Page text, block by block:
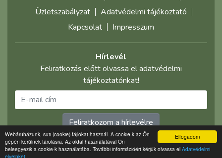
Elfogadom
Webáruházunk, süti (cookie) fájlokat használ. A cookie-k az Ön
gépén kerülnek tárolásra. Az oldal használatával Ön
beleegyezik a cookie-k használatába. További információért kérjük olvassa el Adatvédelmi
elveinket.
Üzletszabályzat
Adatvédelmi tájékoztató
Kapcsolat
Impresszum
Hírlevél
Feliratkozás előtt olvassa el adatvédelmi
tájékoztatónkat!
Feliratkozom a hírlevélre
©2021 multimediaplaza.com